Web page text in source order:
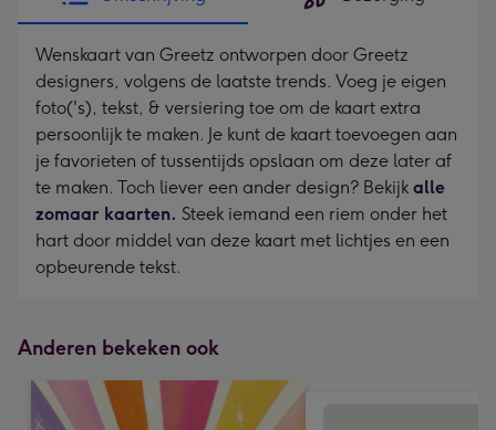
Wenskaart van Greetz ontworpen door Greetz
designers, volgens de laatste trends. Voeg je eigen
foto('s), tekst, & versiering toe om de kaart extra
persoonlijk te maken. Je kunt de kaart toevoegen aan
je favorieten of tussentijds opslaan om deze later af
te maken. Toch liever een ander design? Bekijk alle
zomaar kaarten. Steek iemand een riem onder het
hart door middel van deze kaart met lichtjes en een
opbeurende tekst.
Anderen bekeken ook